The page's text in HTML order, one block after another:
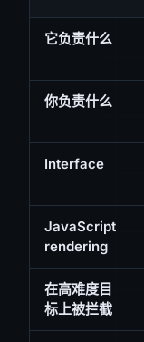
它负责什么
你负责什么
Interface
JavaScript
rendering
在高难度目
标上被拦截